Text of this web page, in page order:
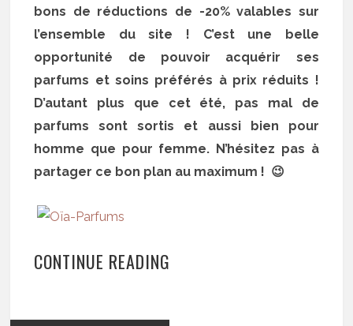
bons de réductions de -20% valables sur
l’ensemble du site ! C’est une belle
opportunité de pouvoir acquérir ses
parfums et soins préférés à prix réduits !
D’autant plus que cet été, pas mal de
parfums sont sortis et aussi bien pour
homme que pour femme. N’hésitez pas à
partager ce bon plan au maximum ! 😉
CONTINUE READING